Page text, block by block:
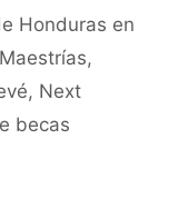
Honduras en
Maestrías,
, Next
becas